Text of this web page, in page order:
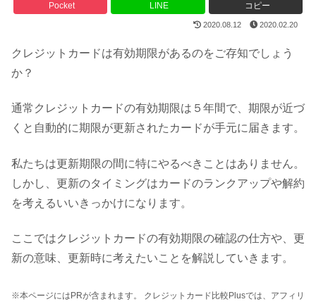
Pocket LINE コピー
2020.08.12 2020.02.20
クレジットカードは有効期限があるのをご存知でしょう
か？
通常クレジットカードの有効期限は５年間で、期限が近づ
くと自動的に期限が更新されたカードが手元に届きます。
私たちは更新期限の間に特にやるべきことはありません。
しかし、更新のタイミングはカードのランクアップや解約
を考えるいいきっかけになります。
ここではクレジットカードの有効期限の確認の仕方や、更
新の意味、更新時に考えたいことを解説していきます。
※本ページにはPRが含まれます。 クレジットカード比較Plusでは、アフィリ